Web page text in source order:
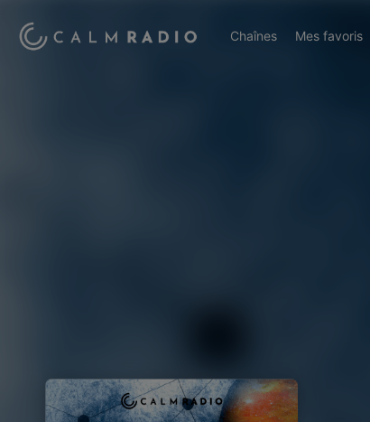
Chaînes Mes favoris